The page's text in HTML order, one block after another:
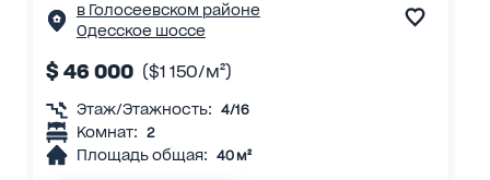
в Голосеевском районе
Одесское шоссе
$ 46 000 ($1 150/м²)
Этаж/Этажность: 4/16
Комнат: 2
Площадь общая: 40 м²